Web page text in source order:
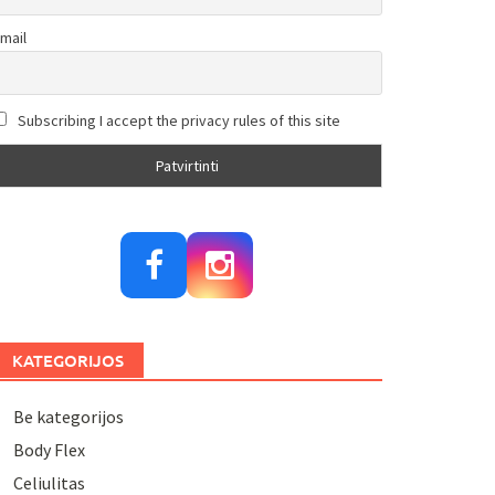
Subscribing I accept the privacy rules of this site
KATEGORIJOS
Be kategorijos
Body Flex
Celiulitas